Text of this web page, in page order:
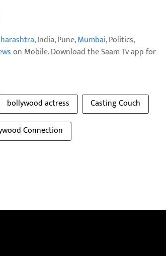
, India, Pune,Mumbai, Politics,
on Mobile. Download the Saam Tv app for
bollywood actress
Casting Couch
Connection